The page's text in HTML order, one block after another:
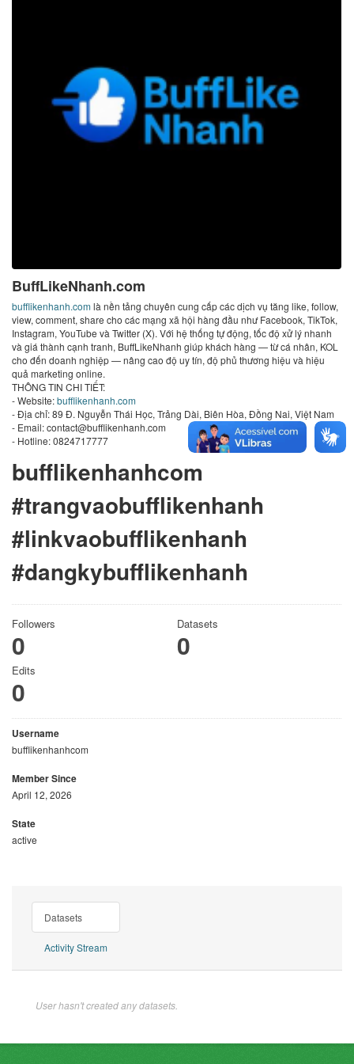
BuffLikeNhanh.com
bufflikenhanh.comlà nền tảng chuyên cung cấp các dịch vụ tăng like, follow,
view, comment, share cho các mạng xã hội hàng đầu như Facebook, TikTok,
Instagram, YouTube và Twitter (X). Với hệ thống tự động, tốc độ xử lý nhanh
và giá thành cạnh tranh, BuffLikeNhanh giúp khách hàng — từ cá nhân, KOL
cho đến doanh nghiệp — nâng cao độ uy tín, độ phủ thương hiệu và hiệu
quả marketing online.
THÔNG TIN CHI TIẾT:
- Website:bufflikenhanh.com
- Địa chỉ: 89 Đ. Nguyễn Thái Học, Trảng Dài, Biên Hòa, Đồng Nai, Việt Nam
- Email: contact@bufflikenhanh.com
- Hotline: 0824717777
bufflikenhanhcom
#trangvaobufflikenhanh
#linkvaobufflikenhanh
#dangkybufflikenhanh
Followers
0
Datasets
0
Edits
0
Username
bufflikenhanhcom
Member Since
April 12, 2026
State
active
Datasets
Activity Stream
User hasn't created any datasets.